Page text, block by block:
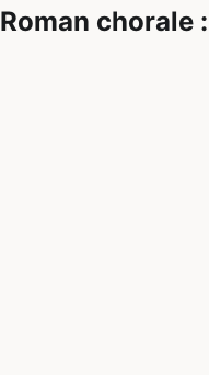
Roman chorale :